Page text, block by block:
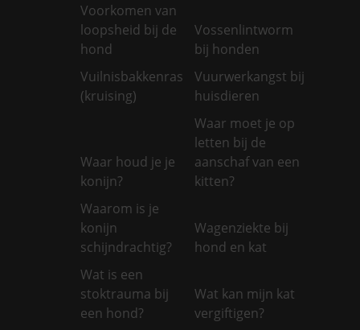
Voorkomen van
loopsheid bij de
hond
Vossenlintworm
bij honden
Vuilnisbakkenras
(kruising)
Vuurwerkangst bij
huisdieren
Waar houd je je
konijn?
Waar moet je op
letten bij de
aanschaf van een
kitten?
Waarom is je
konijn
schijndrachtig?
Wagenziekte bij
hond en kat
Wat is een
stoktrauma bij
een hond?
Wat kan mijn kat
vergiftigen?